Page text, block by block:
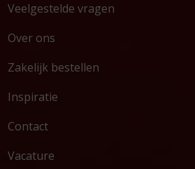
Veelgestelde vragen
Over ons
Zakelijk bestellen
Inspiratie
Contact
Vacature